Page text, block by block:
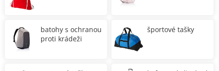
batohy s ochranou
proti krádeži
športové tašky